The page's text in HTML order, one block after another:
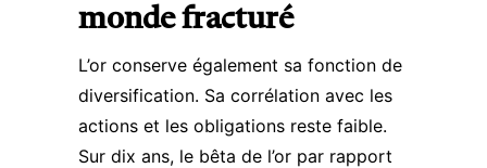
monde fracturé
L’or conserve également sa fonction de
diversification. Sa corrélation avec les
actions et les obligations reste faible.
Sur dix ans, le bêta de l’or par rapport